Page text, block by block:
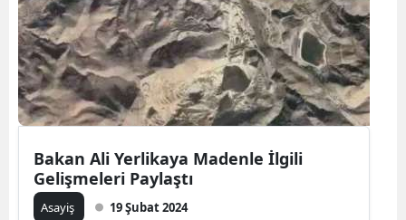
Bakan Ali Yerlikaya Madenle İlgili
Gelişmeleri Paylaştı
Asayiş 19 Şubat 2024